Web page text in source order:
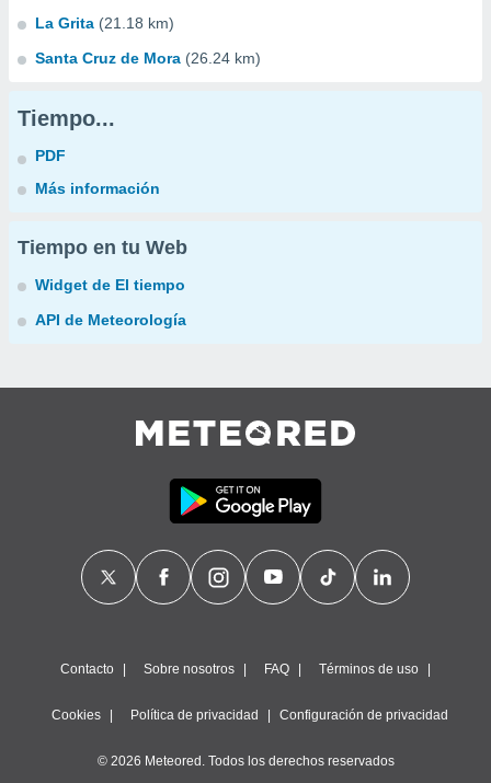
La Grita (21.18 km)
Santa Cruz de Mora (26.24 km)
Tiempo...
PDF
Más información
Tiempo en tu Web
Widget de El tiempo
API de Meteorología
Contacto Sobre nosotros FAQ Términos de uso
Cookies Política de privacidad Configuración de privacidad
© 2026 Meteored. Todos los derechos reservados